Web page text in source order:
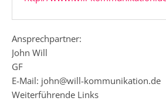
Ansprechpartner:
John Will
GF
E-Mail: john@will-kommunikation.de
Weiterführende Links